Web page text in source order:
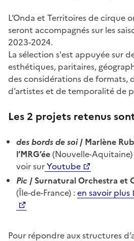
L’Onda et Territoires de cirque
seront accompagnés sur les
2023-2024.
La sélection s'est appuyée sur
esthétiques, paritaires,
des considérations de formats,
d’artistes et de temporalité de
Les 2 projets retenus
des bords de soi/ Marlène
l’MRG’ée(Nouvelle-Aquitaine)
voir surYoutube
Pic / Surnatural Orchestra et
(Île-de-France) : en savoir plus
Pour répondre aux structures